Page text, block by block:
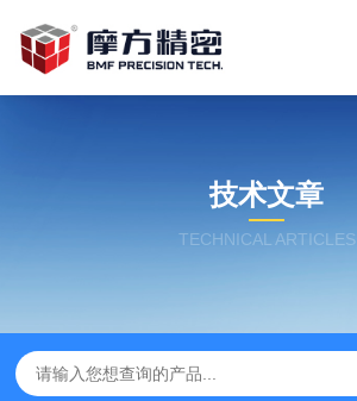
技术文章
TECHNICAL ARTICLES